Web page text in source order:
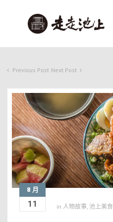
Previous Post Next Post
8 月
11 in 人物故事, 池上美食